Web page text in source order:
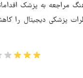
مراجعه به پزشک
پزشکی دیجیتال را